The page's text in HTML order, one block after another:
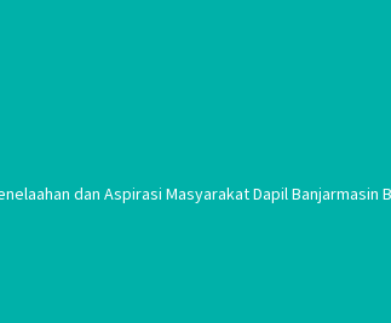
dan Aspirasi Masyarakat Dapil